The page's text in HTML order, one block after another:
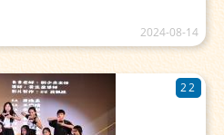
2024-08-14
22